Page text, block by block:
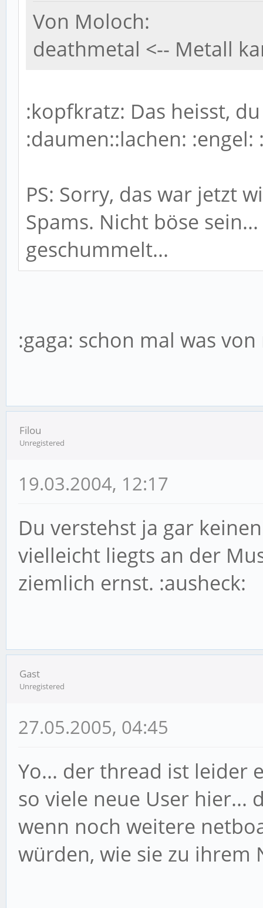
Von Moloch:
deathmetal <-- Metall
:kopfkratz: Das heisst,
:daumen::lachen: :engel:
PS: Sorry, das war jetzt
Spams. Nicht böse
geschummelt...
:gaga: schon mal was
Filou
Unregistered
19.03.2004, 12:17
Du verstehst ja gar
vielleicht liegts an der
ziemlich ernst. :ausheck:
Gast
Unregistered
27.05.2005, 04:45
Yo... der thread ist leider
so viele neue User hier...
wenn noch weitere
würden, wie sie zu ihrem